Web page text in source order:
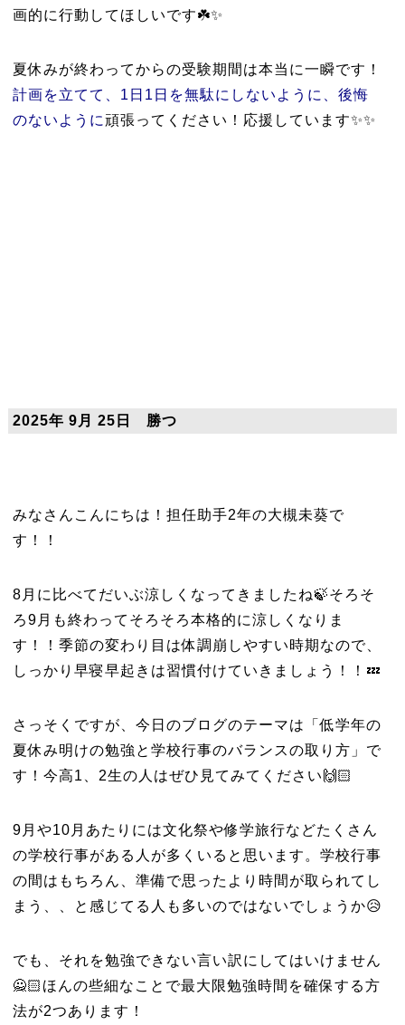
画的に行動してほしいです☘️✨
夏休みが終わってからの受験期間は本当に一瞬です！
計画を立てて、1日1日を無駄にしないように、後悔
のないように頑張ってください！応援しています✨✨
2025年 9月 25日 勝つ
みなさんこんにちは！担任助手2年の大槻未葵で
す！！
8月に比べてだいぶ涼しくなってきましたね🍃そろそ
ろ9月も終わってそろそろ本格的に涼しくなりま
す！！季節の変わり目は体調崩しやすい時期なので、
しっかり早寝早起きは習慣付けていきましょう！！💤
さっそくですが、今日のブログのテーマは「低学年の
夏休み明けの勉強と学校行事のバランスの取り方」で
す！今高1、2生の人はぜひ見てみてください🙌🏻
9月や10月あたりには文化祭や修学旅行などたくさん
の学校行事がある人が多くいると思います。学校行事
の間はもちろん、準備で思ったより時間が取られてし
まう、、と感じてる人も多いのではないでしょうか😥
でも、それを勉強できない言い訳にしてはいけません
🙅🏻ほんの些細なことで最大限勉強時間を確保する方
法が2つあります！